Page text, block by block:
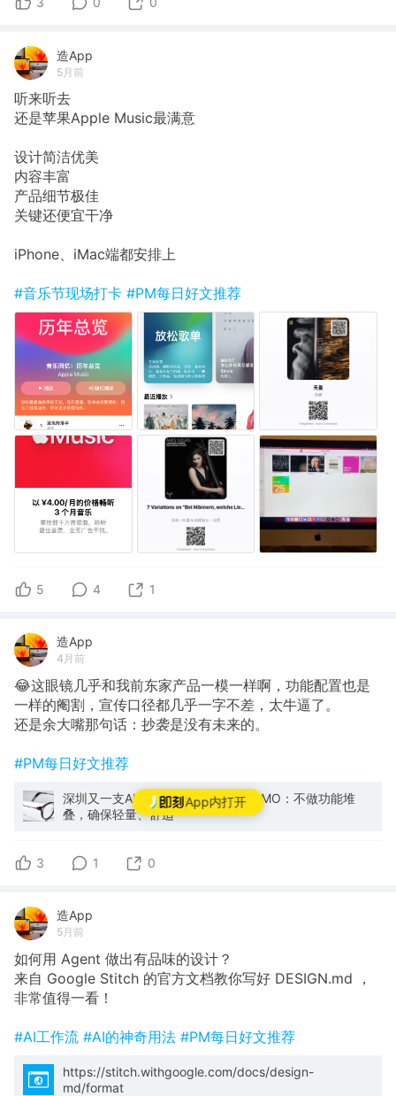
App内打开
造App
5月前
听来听去
还是苹果Apple Music最满意
设计简洁优美
内容丰富
产品细节极佳
关键还便宜干净
iPhone、iMac端都安排上
#音乐节现场打卡 #PM每日好文推荐
5 4 1
造App
4月前
😂这眼镜几乎和我前东家产品一模一样啊，功能配置也是
一样的阉割，宣传口径都几乎一字不差，太牛逼了。
还是余大嘴那句话：抄袭是没有未来的。
#PM每日好文推荐
深圳又一支AI眼镜团队低调崛起！NIMO：不做功能堆
叠，确保轻量、舒适
3 1 0
造App
5月前
如何用 Agent 做出有品味的设计？
来自 Google Stitch 的官方文档教你写好 DESIGN.md ，
非常值得一看！
#AI工作流 #AI的神奇用法 #PM每日好文推荐
https://stitch.withgoogle.com/docs/design-
md/format